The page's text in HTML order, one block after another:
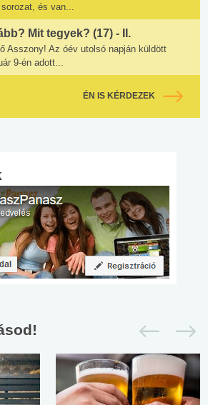
és van...
Mit tegyek? (17) - II.
Asszony! Az óév utolsó napján küldött
9-én adott...
ÉN IS KÉRDEZEK